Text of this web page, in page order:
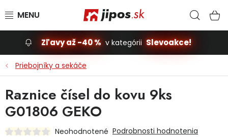
Slevoakce
Stavba, dom
Dielňa
Zľavy až -40 % v kategórii Slevoakce!
Priebojníky a sekáče
Raznice čísel do kovu 9ks
G01806 GEKO
Neohodnotené Podrobnosti hodnotenia